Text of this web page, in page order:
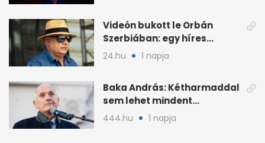
Videón bukott le Orbán
Szerbiában: egy híres
milliárdossal nyaral
24.hu 1 napja
Baka András: Kétharmaddal
sem lehet mindent
megcsinálni
444.hu 1 napja